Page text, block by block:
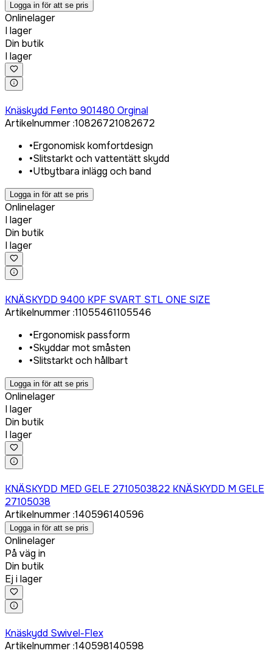
Logga in för att se pris
Onlinelager
I lager
Din butik
I lager
Knäskydd Fento 901480 Orginal
Artikelnummer:10826721082672
•Ergonomisk komfortdesign
•Slitstarkt och vattentätt skydd
•Utbytbara inlägg och band
Logga in för att se pris
Onlinelager
I lager
Din butik
I lager
KNÄSKYDD 9400 KPF SVART STL ONE SIZE
Artikelnummer:11055461105546
•Ergonomisk passform
•Skyddar mot småsten
•Slitstarkt och hållbart
Logga in för att se pris
Onlinelager
I lager
Din butik
I lager
KNÄSKYDD MED GELE 2710503822 KNÄSKYDD M GELE
27105038
Artikelnummer:140596140596
Logga in för att se pris
Onlinelager
På väg in
Din butik
Ej i lager
Knäskydd Swivel-Flex
Artikelnummer:140598140598